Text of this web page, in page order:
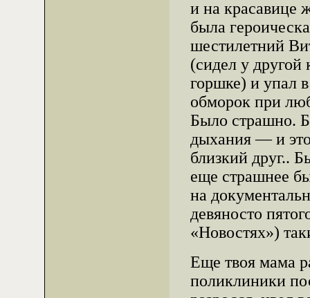
и на красавице
была
шестилетний
(сидел у
горшке) и упал
обморок при
Было страшно.
дыхания — и
близкий друг..
еще страшнее
на
девяносто
«Новостях»)
Еще твоя мама
поликлиники